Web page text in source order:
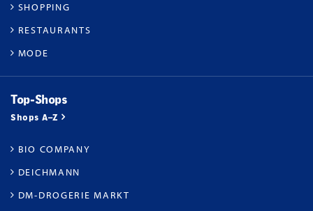
SHOPPING
RESTAURANTS
MODE
Top-Shops
Shops A–Z
BIO COMPANY
DEICHMANN
DM-DROGERIE MARKT